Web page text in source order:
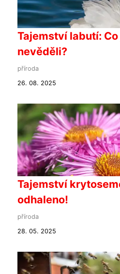
Tajemství labutí:
nevěděli?
příroda
26. 08. 2025
Tajemství
odhaleno!
příroda
28. 05. 2025